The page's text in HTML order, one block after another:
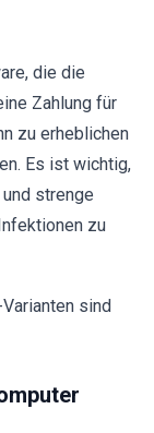
die die
Zahlung für
zu erheblichen
Es ist wichtig,
strenge
zu
sind